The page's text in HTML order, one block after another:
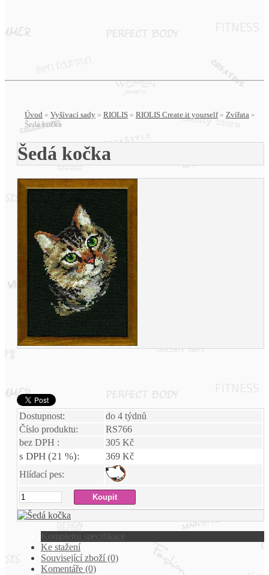
Úvod » Vyšívací sady » RIOLIS » RIOLIS Create it yourself » Zvířata »
Šedá kočka
Šedá kočka
Dostupnost:
do 4 týdnů
Číslo produktu:
RS766
bez DPH :
305 Kč
s DPH (21 %):
369 Kč
Hlídací pes:
Kompletní specifikace
Ke stažení
Související zboží (0)
Komentáře (0)